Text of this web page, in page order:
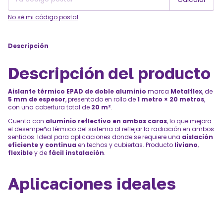
No sé mi código postal
Descripción
Descripción del producto
Aislante térmico EPAD de doble aluminio marca Metalflex, de
5 mm de espesor, presentado en rollo de1 metro × 20 metros,
con una cobertura total de 20 m².
Cuenta con aluminio reflectivo en ambas caras, lo que mejora
el desempeño térmico del sistema al reflejar la radiación en ambos
sentidos. Ideal para aplicaciones donde se requiere una aislación
eficiente y continua en techos y cubiertas. Producto liviano,
flexibley de fácil instalación.
Aplicaciones ideales